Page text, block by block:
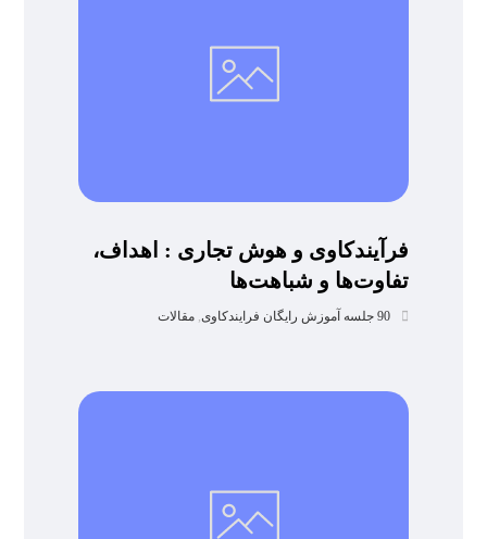
فرآیندکاوی و هوش تجاری : اهداف،
تفاوت‌ها و شباهت‌ها
90 جلسه آموزش رایگان فرایندکاوی ,مقالات